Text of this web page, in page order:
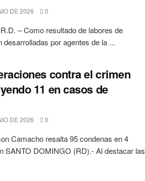
DE 2026 0
– Como resultado de labores de
desarrolladas por agentes de la ...
contra el crimen
11 en casos de
DE 2026 0
Camacho resalta 95 condenas en 4
SANTO DOMINGO (RD).- Al destacar las